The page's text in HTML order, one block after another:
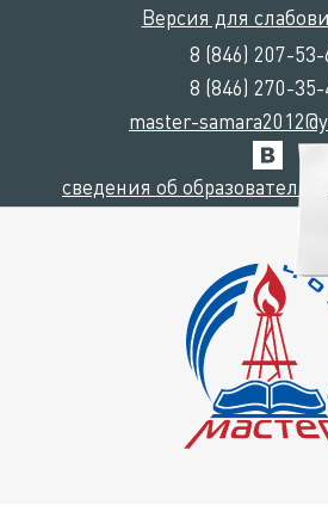
Версия для
8 (846) 207-53-
8 (846) 270-
master-
сведения об